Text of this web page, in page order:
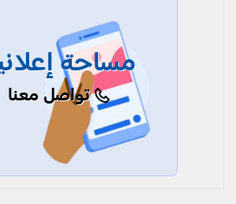
مساحة
تواصل معنا